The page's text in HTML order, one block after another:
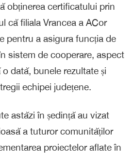
obținerea certificatului prin
că filiala Vrancea a ACor
pentru a asigura funcția de
sistem de cooperare, aspect
dată, bunele rezultate și
echipei județene.
astăzi în ședință au vizat
a tuturor comunităților
proiectelor aflate în